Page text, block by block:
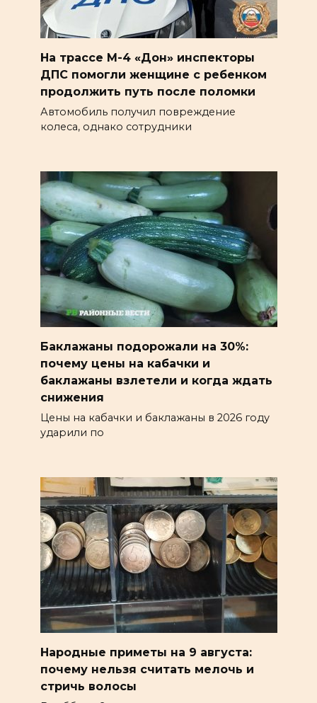
На трассе М-4 «Дон» инспекторы
ДПС помогли женщине с ребенком
продолжить путь после поломки
Автомобиль получил повреждение
колеса, однако сотрудники
Баклажаны подорожали на 30%:
почему цены на кабачки и
баклажаны взлетели и когда ждать
снижения
Цены на кабачки и баклажаны в 2026 году
ударили по
Народные приметы на 9 августа:
почему нельзя считать мелочь и
стричь волосы